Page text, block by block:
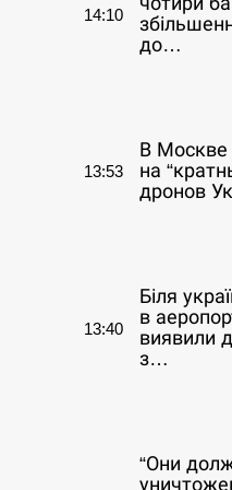
14:10
до…
13:53
В Москве
на
дронов
13:40
Біля
в
виявили
з…
“Они